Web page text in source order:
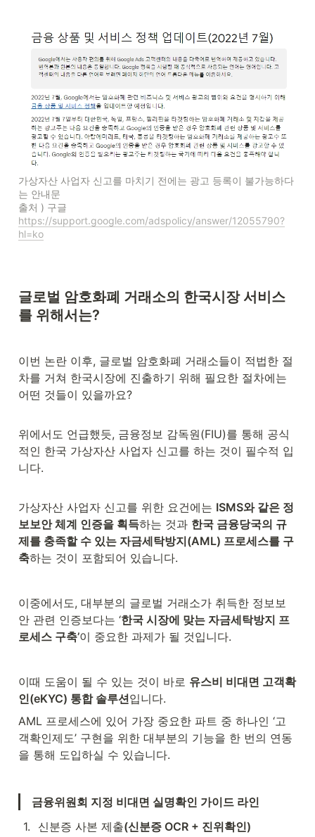
가상자산 사업자 신고를 마치기 전에는 광고 등록이 불가능하다
는 안내문
https://support.google.com/adspolicy/answer/12055790?
hl=ko
글로벌 암호화폐 거래소의 한국시장 서비스
를 위해서는?
이번 논란 이후, 글로벌 암호화폐 거래소들이 적법한 절
차를 거쳐 한국시장에 진출하기 위해 필요한 절차에는
어떤 것들이 있을까요?
위에서도 언급했듯, 금융정보 감독원(FIU)를 통해 공식
적인 한국 가상자산 사업자 신고를 하는 것이 필수적 입
니다.
가상자산 사업자 신고를 위한 요건에는 ISMS와 같은 정
보보안 체계 인증을 획득하는 것과 한국 금융당국의 규
제를 충족할 수 있는 자금세탁방지(AML) 프로세스를 구
축하는 것이 포함되어 있습니다.
이중에서도, 대부분의 글로벌 거래소가 취득한 정보보
안 관련 인증보다는 ‘한국 시장에 맞는 자금세탁방지 프
로세스 구축’이 중요한 과제가 될 것입니다.
이때 도움이 될 수 있는 것이 바로 유스비 비대면 고객확
인(eKYC) 통합 솔루션입니다.
AML 프로세스에 있어 가장 중요한 파트 중 하나인 ‘고
객확인제도’ 구현을 위한 대부분의 기능을 한 번의 연동
을 통해 도입하실 수 있습니다.
금융위원회 지정 비대면 실명확인 가이드 라인
1. 신분증 사본 제출(신분증 OCR + 진위확인)